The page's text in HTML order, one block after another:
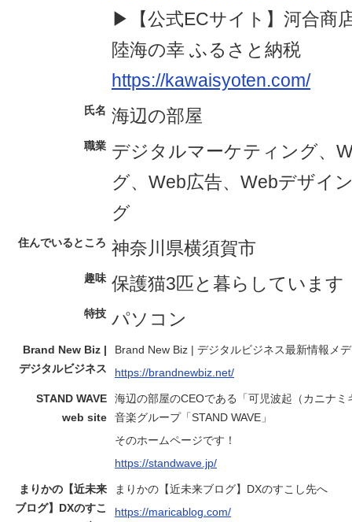
▶︎【公式ECサイト】河合商
陸海の幸 ふるさと納税
https://kawaisyoten.com/
氏名 海辺の部屋
職業 デジタルマーケティング、
グ、Web広告、Webデザイ
グ
住んでいるところ 神奈川県横須賀市
趣味 保護猫3匹と暮らしています
特技 パソコン
Brand New Biz |
デジタルビジネス
Brand New Biz | デジタルビジネス最新情報メ
https://brandnewbiz.net/
STAND WAVE
web site
海辺の部屋のCEOである「可児波起（カニナ
音楽グループ「STAND WAVE」
そのホームページです！
https://standwave.jp/
まりかの【近未来
ブログ】DXのすこ
まりかの【近未来ブログ】DXのすこし先へ
https://maricablog.com/